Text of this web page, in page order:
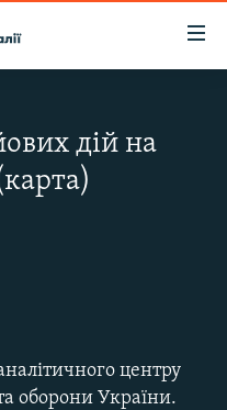
дій на
центру
оборони України.